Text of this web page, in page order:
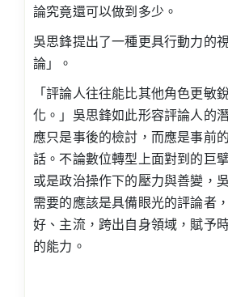
論究竟還可以做到多少。
吳思鋒提出了一種更具行動力的
論」。
「評論人往往能比其他角色更敏
化。」吳思鋒如此形容評論人的
應只是事後的檢討，而應是事前
話。不論數位轉型上面對到的巨
或是政治操作下的壓力與善變，
需要的應該是具備眼光的評論者
好、主流，跨出自身領域，賦予
的能力。